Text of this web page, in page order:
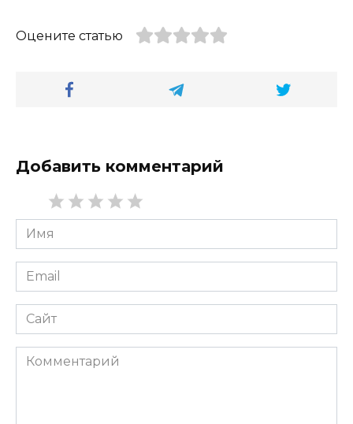
Оцените статью
Добавить комментарий
Имя
*
Email
*
Сайт
Комментарий